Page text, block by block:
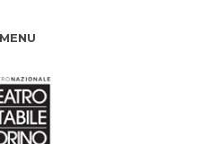
MENU